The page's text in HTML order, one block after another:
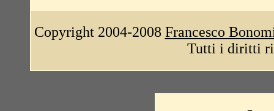
Copyright 2004-2008 Francesco
Tutti i diritti